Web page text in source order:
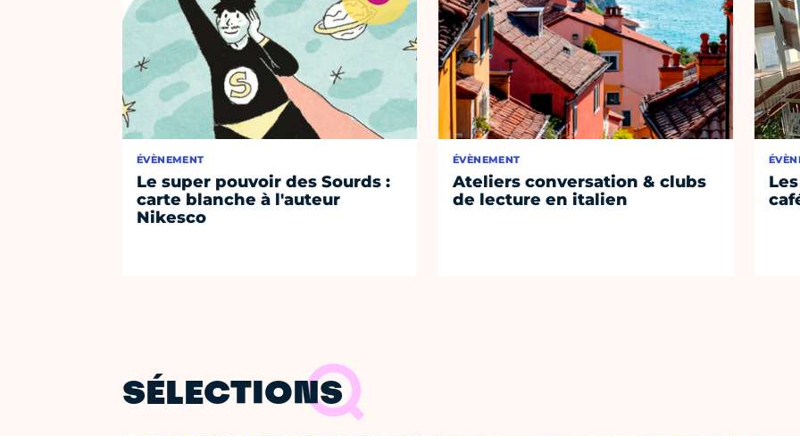
ÉVÈNEMENT
Le super pouvoir des Sourds :
carte blanche à l'auteur
Nikesco
ÉVÈNEMENT
Ateliers conversation & clubs
de lecture en italien
SÉLECTIONS